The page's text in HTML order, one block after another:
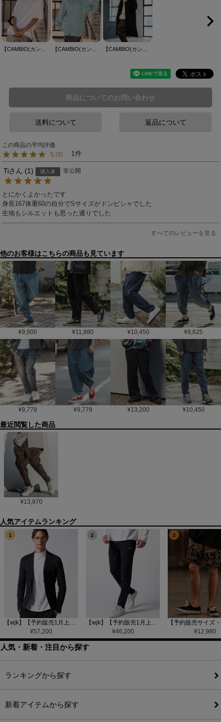
商品についてのお問い合わせ
送料について 返品について
5.00 1
Ti 1 購入者 非公開
とにかくよかったです
身長167体重60の自分でSサイズがドンピシャでした
生地もシルエットも思った通りでした
すべてのレビューを見る
他のお客様はこちらの商品も見ています
¥9,900 ¥11,880 ¥10,450 ¥9,625
¥9,779 ¥9,779 ¥13,200 ¥10,450
最近閲覧した商品
¥13,970
1
【wjk】【予約販売1月上旬～中旬入荷】function knit jacket(jacquard check) ニットジャケット(207 mw08j)
¥57,200
2
【wjk】【予約販売1月上旬～中旬入荷】function knit easy slacks(jacquard check) ニットイージーパンツ(504 mw08j)
¥46,200
3
¥12,980
人気・新着・注目から探す
ランキングから探す
新着アイテムから探す